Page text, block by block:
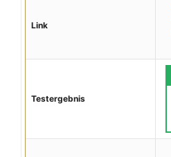
Link
Testergebnis